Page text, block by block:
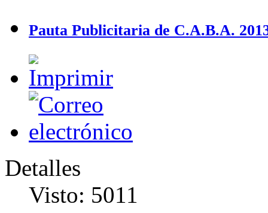
Pauta Publicitaria de C.A.B.A.
Detalles
Visto: 5011